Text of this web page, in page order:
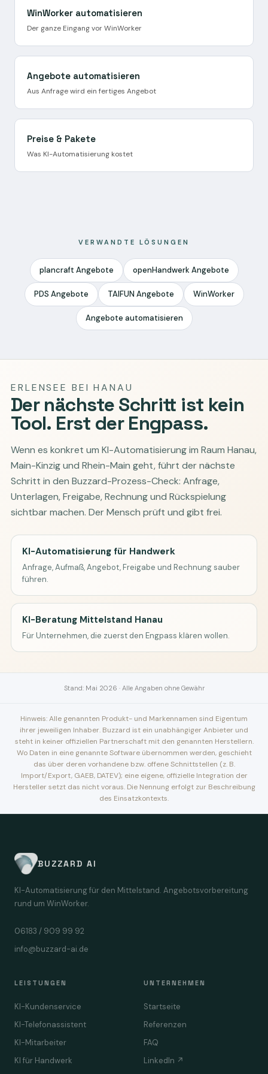
WinWorker automatisieren
Der ganze Eingang vor WinWorker
Angebote automatisieren
Aus Anfrage wird ein fertiges Angebot
Preise & Pakete
Was KI-Automatisierung kostet
VERWANDTE LÖSUNGEN
plancraft Angebote openHandwerk Angebote
PDS Angebote TAIFUN Angebote WinWorker
Angebote automatisieren
ERLENSEE BEI HANAU
Der nächste Schritt ist kein
Tool. Erst der Engpass.
Wenn es konkret um KI-Automatisierung im Raum Hanau,
Main-Kinzig und Rhein-Main geht, führt der nächste
Schritt in den Buzzard-Prozess-Check: Anfrage,
Unterlagen, Freigabe, Rechnung und Rückspielung
sichtbar machen. Der Mensch prüft und gibt frei.
KI-Automatisierung für Handwerk
Anfrage, Aufmaß, Angebot, Freigabe und Rechnung sauber
führen.
KI-Beratung Mittelstand Hanau
Für Unternehmen, die zuerst den Engpass klären wollen.
Stand: Mai 2026 · Alle Angaben ohne Gewähr
Hinweis: Alle genannten Produkt- und Markennamen sind Eigentum
ihrer jeweiligen Inhaber. Buzzard ist ein unabhängiger Anbieter und
steht in keiner offiziellen Partnerschaft mit den genannten Herstellern.
Wo Daten in eine genannte Software übernommen werden, geschieht
das über deren vorhandene bzw. offene Schnittstellen (z. B.
Import/Export, GAEB, DATEV); eine eigene, offizielle Integration der
Hersteller setzt das nicht voraus. Die Nennung erfolgt zur Beschreibung
des Einsatzkontexts.
BUZZARD AI
KI-Automatisierung für den Mittelstand. Angebotsvorbereitung
rund um WinWorker.
06183 / 909 99 92
info@buzzard-ai.de
LEISTUNGEN
KI-Kundenservice
KI-Telefonassistent
KI-Mitarbeiter
KI für Handwerk
UNTERNEHMEN
Startseite
Referenzen
FAQ
LinkedIn ↗